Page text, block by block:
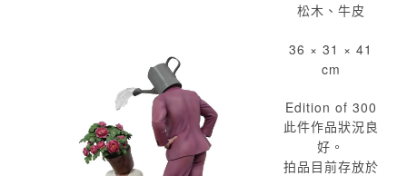
松木、牛皮
36 × 31 × 41
cm
Edition of 300
此件作品狀況良
好。
拍品目前存放於